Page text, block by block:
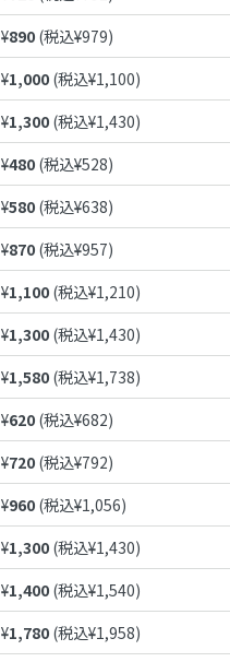
¥890 (税込¥979)
¥1,000 (税込¥1,100)
¥1,300 (税込¥1,430)
¥480 (税込¥528)
¥580 (税込¥638)
¥870 (税込¥957)
¥1,100 (税込¥1,210)
¥1,300 (税込¥1,430)
¥1,580 (税込¥1,738)
¥620 (税込¥682)
¥720 (税込¥792)
¥960 (税込¥1,056)
¥1,300 (税込¥1,430)
¥1,400 (税込¥1,540)
¥1,780 (税込¥1,958)